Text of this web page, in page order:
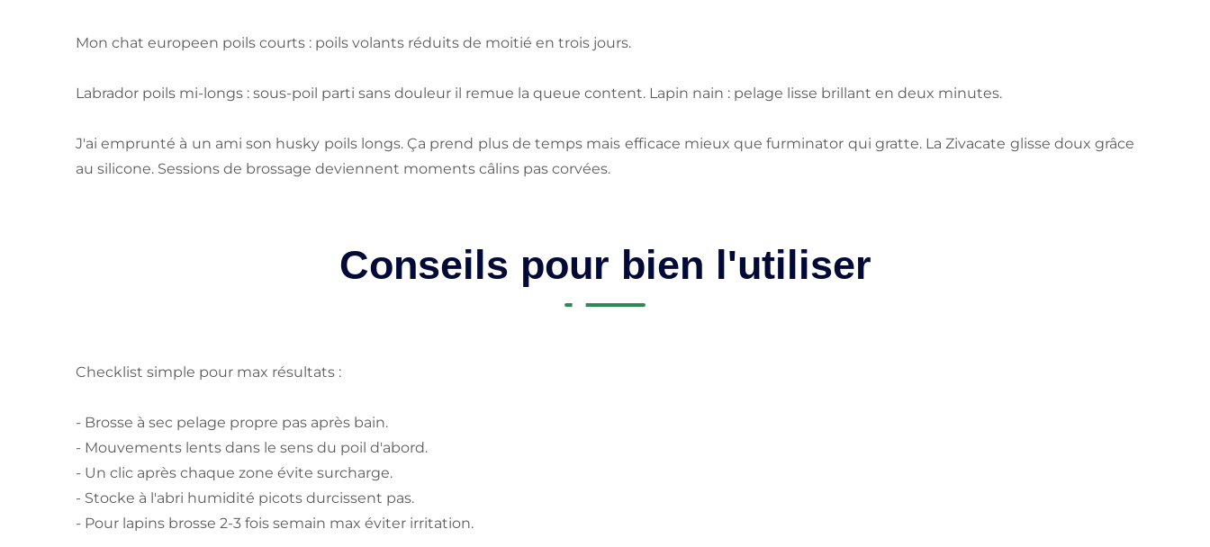
Mon chat europeen poils courts : poils volants réduits de moitié en trois jours.
Labrador poils mi-longs : sous-poil parti sans douleur il remue la queue content. Lapin nain : pelage lisse brillant en deux minutes.
J'ai emprunté à un ami son husky poils longs. Ça prend plus de temps mais efficace mieux que furminator qui gratte. La Zivacate glisse doux grâce
au silicone. Sessions de brossage deviennent moments câlins pas corvées.
Conseils pour bien l'utiliser
Checklist simple pour max résultats :
- Brosse à sec pelage propre pas après bain.
- Mouvements lents dans le sens du poil d'abord.
- Un clic après chaque zone évite surcharge.
- Stocke à l'abri humidité picots durcissent pas.
- Pour lapins brosse 2-3 fois semain max éviter irritation.